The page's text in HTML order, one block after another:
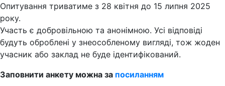
Опитування триватиме з 28 квітня до 15 липня 2025
року.
Участь є добровільною та анонімною. Усі відповіді
будуть оброблені у знеособленому вигляді, тож жоден
учасник або заклад не буде ідентифікований.
Заповнити анкету можна за посиланням